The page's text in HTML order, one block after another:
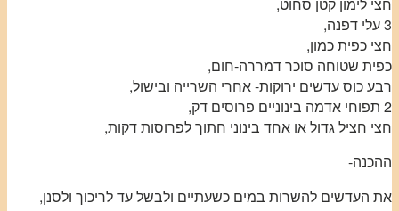
3 עלי דפנה,
חצי כפית כמון,
כפית שטוחה סוכר דמררה-חום,
רבע כוס עדשים ירוקות- אחרי השרייה ובישול,
2 תפוחי אדמה בינוניים פרוסים דק,
חצי חציל גדול או אחד בינוני חתוך לפרוסות דקות,
ההכנה-
את העדשים להשרות במים כשעתיים ולבשל עד לריכוך ולסנן,